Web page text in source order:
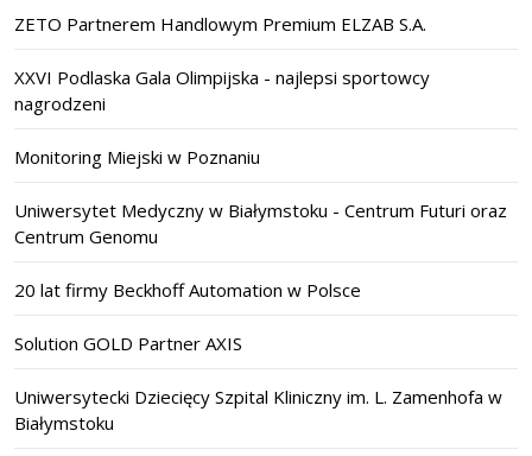
ZETO Partnerem Handlowym Premium ELZAB S.A.
XXVI Podlaska Gala Olimpijska - najlepsi sportowcy
nagrodzeni
Monitoring Miejski w Poznaniu
Uniwersytet Medyczny w Białymstoku - Centrum Futuri oraz
Centrum Genomu
20 lat firmy Beckhoff Automation w Polsce
Solution GOLD Partner AXIS
Uniwersytecki Dziecięcy Szpital Kliniczny im. L. Zamenhofa w
Białymstoku